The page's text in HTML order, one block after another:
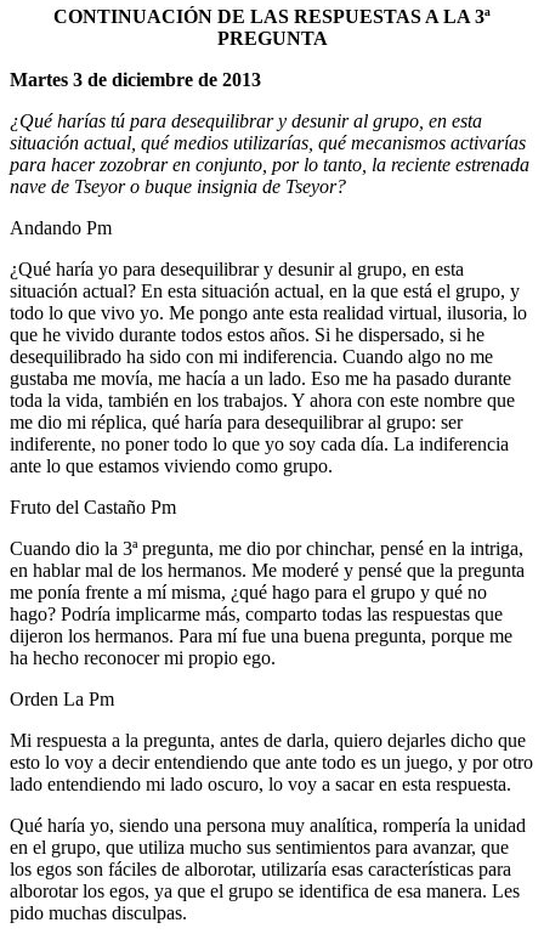
CONTINUACIÓN DE LAS RESPUESTAS A LA 3ª
PREGUNTA
Martes 3 de diciembre de 2013
¿Qué harías tú para desequilibrar y desunir al grupo, en esta
situación actual, qué medios utilizarías, qué mecanismos activarías
para hacer zozobrar en conjunto, por lo tanto, la reciente estrenada
nave de Tseyor o buque insignia de Tseyor?
Andando Pm
¿Qué haría yo para desequilibrar y desunir al grupo, en esta
situación actual? En esta situación actual, en la que está el grupo, y
todo lo que vivo yo. Me pongo ante esta realidad virtual, ilusoria, lo
que he vivido durante todos estos años. Si he dispersado, si he
desequilibrado ha sido con mi indiferencia. Cuando algo no me
gustaba me movía, me hacía a un lado. Eso me ha pasado durante
toda la vida, también en los trabajos. Y ahora con este nombre que
me dio mi réplica, qué haría para desequilibrar al grupo: ser
indiferente, no poner todo lo que yo soy cada día. La indiferencia
ante lo que estamos viviendo como grupo.
Fruto del Castaño Pm
Cuando dio la 3ª pregunta, me dio por chinchar, pensé en la intriga,
en hablar mal de los hermanos. Me moderé y pensé que la pregunta
me ponía frente a mí misma, ¿qué hago para el grupo y qué no
hago? Podría implicarme más, comparto todas las respuestas que
dijeron los hermanos. Para mí fue una buena pregunta, porque me
ha hecho reconocer mi propio ego.
Orden La Pm
Mi respuesta a la pregunta, antes de darla, quiero dejarles dicho que
esto lo voy a decir entendiendo que ante todo es un juego, y por otro
lado entendiendo mi lado oscuro, lo voy a sacar en esta respuesta.
Qué haría yo, siendo una persona muy analítica, rompería la unidad
en el grupo, que utiliza mucho sus sentimientos para avanzar, que
los egos son fáciles de alborotar, utilizaría esas características para
alborotar los egos, ya que el grupo se identifica de esa manera. Les
pido muchas disculpas.